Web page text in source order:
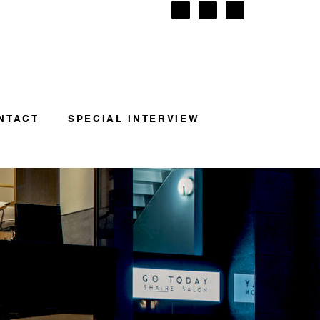
SPECIAL INTERVIEW